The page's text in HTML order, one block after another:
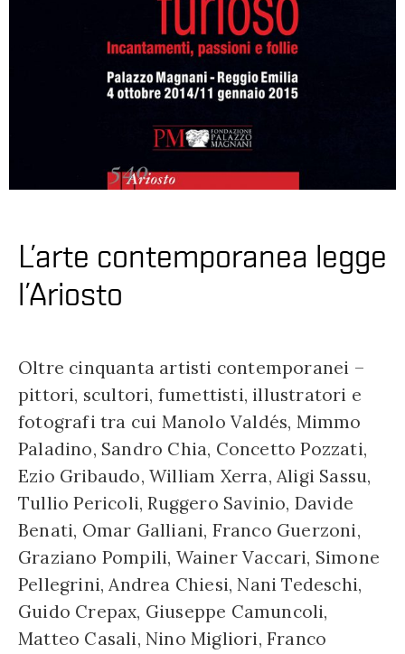
L’arte contemporanea legge
l’Ariosto
Oltre cinquanta artisti contemporanei –
pittori, scultori, fumettisti, illustratori e
fotografi tra cui Manolo Valdés, Mimmo
Paladino, Sandro Chia, Concetto Pozzati,
Ezio Gribaudo, William Xerra, Aligi Sassu,
Tullio Pericoli, Ruggero Savinio, Davide
Benati, Omar Galliani, Franco Guerzoni,
Graziano Pompili, Wainer Vaccari, Simone
Pellegrini, Andrea Chiesi, Nani Tedeschi,
Guido Crepax, Giuseppe Camuncoli,
Matteo Casali, Nino Migliori, Franco